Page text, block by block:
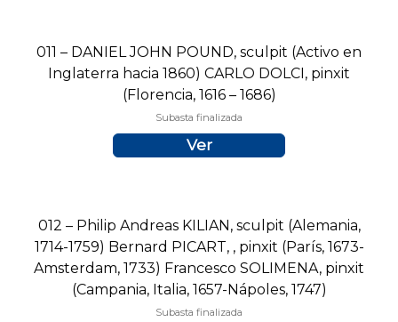
011 – DANIEL JOHN POUND, sculpit (Activo en
Inglaterra hacia 1860) CARLO DOLCI, pinxit
(Florencia, 1616 – 1686)
Subasta finalizada
Ver
012 – Philip Andreas KILIAN, sculpit (Alemania,
1714-1759) Bernard PICART, , pinxit (París, 1673-
Amsterdam, 1733) Francesco SOLIMENA, pinxit
(Campania, Italia, 1657-Nápoles, 1747)
Subasta finalizada